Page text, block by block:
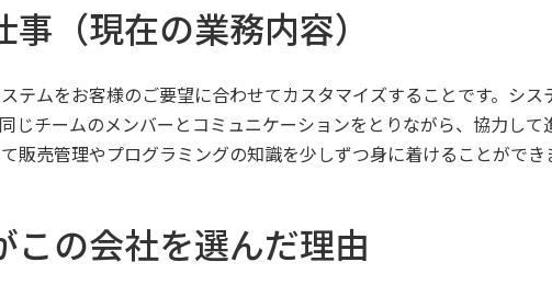
（現在の業務内容）
テムをお客様のご要望に合わせてカスタマイズすることです。シ
じチームのメンバーとコミュニケーションをとりながら、協力し
販売管理やプログラミングの知識を少しずつ身に着けることができ
この会社を選んだ理由